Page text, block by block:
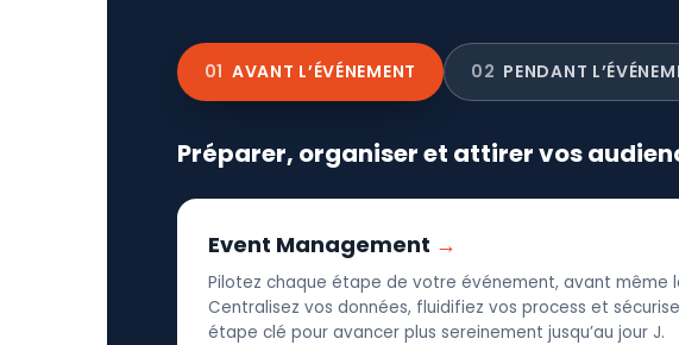
01 AVANT L’ÉVÉNEMENT 02 PENDANT
Préparer, organiser et attirer vos
Event Management
Pilotez chaque étape de votre événement, avant même
Centralisez vos données, fluidifiez vos process et
étape clé pour avancer plus sereinement jusqu’au jour J.